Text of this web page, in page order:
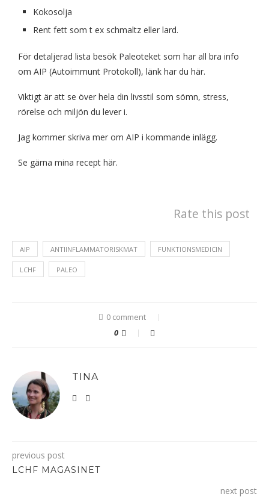
Kokosolja
Rent fett som t ex schmaltz eller lard.
För detaljerad lista besök Paleoteket som har all bra info
om AIP (Autoimmunt Protokoll), länk har du här.
Viktigt är att se över hela din livsstil som sömn, stress,
rörelse och miljön du lever i.
Jag kommer skriva mer om AIP i kommande inlägg.
Se gärna mina recept här.
Rate this post
AIP ANTIINFLAMMATORISKMAT FUNKTIONSMEDICIN
LCHF PALEO
0 comment
0
TINA
previous post
LCHF MAGASINET
next post